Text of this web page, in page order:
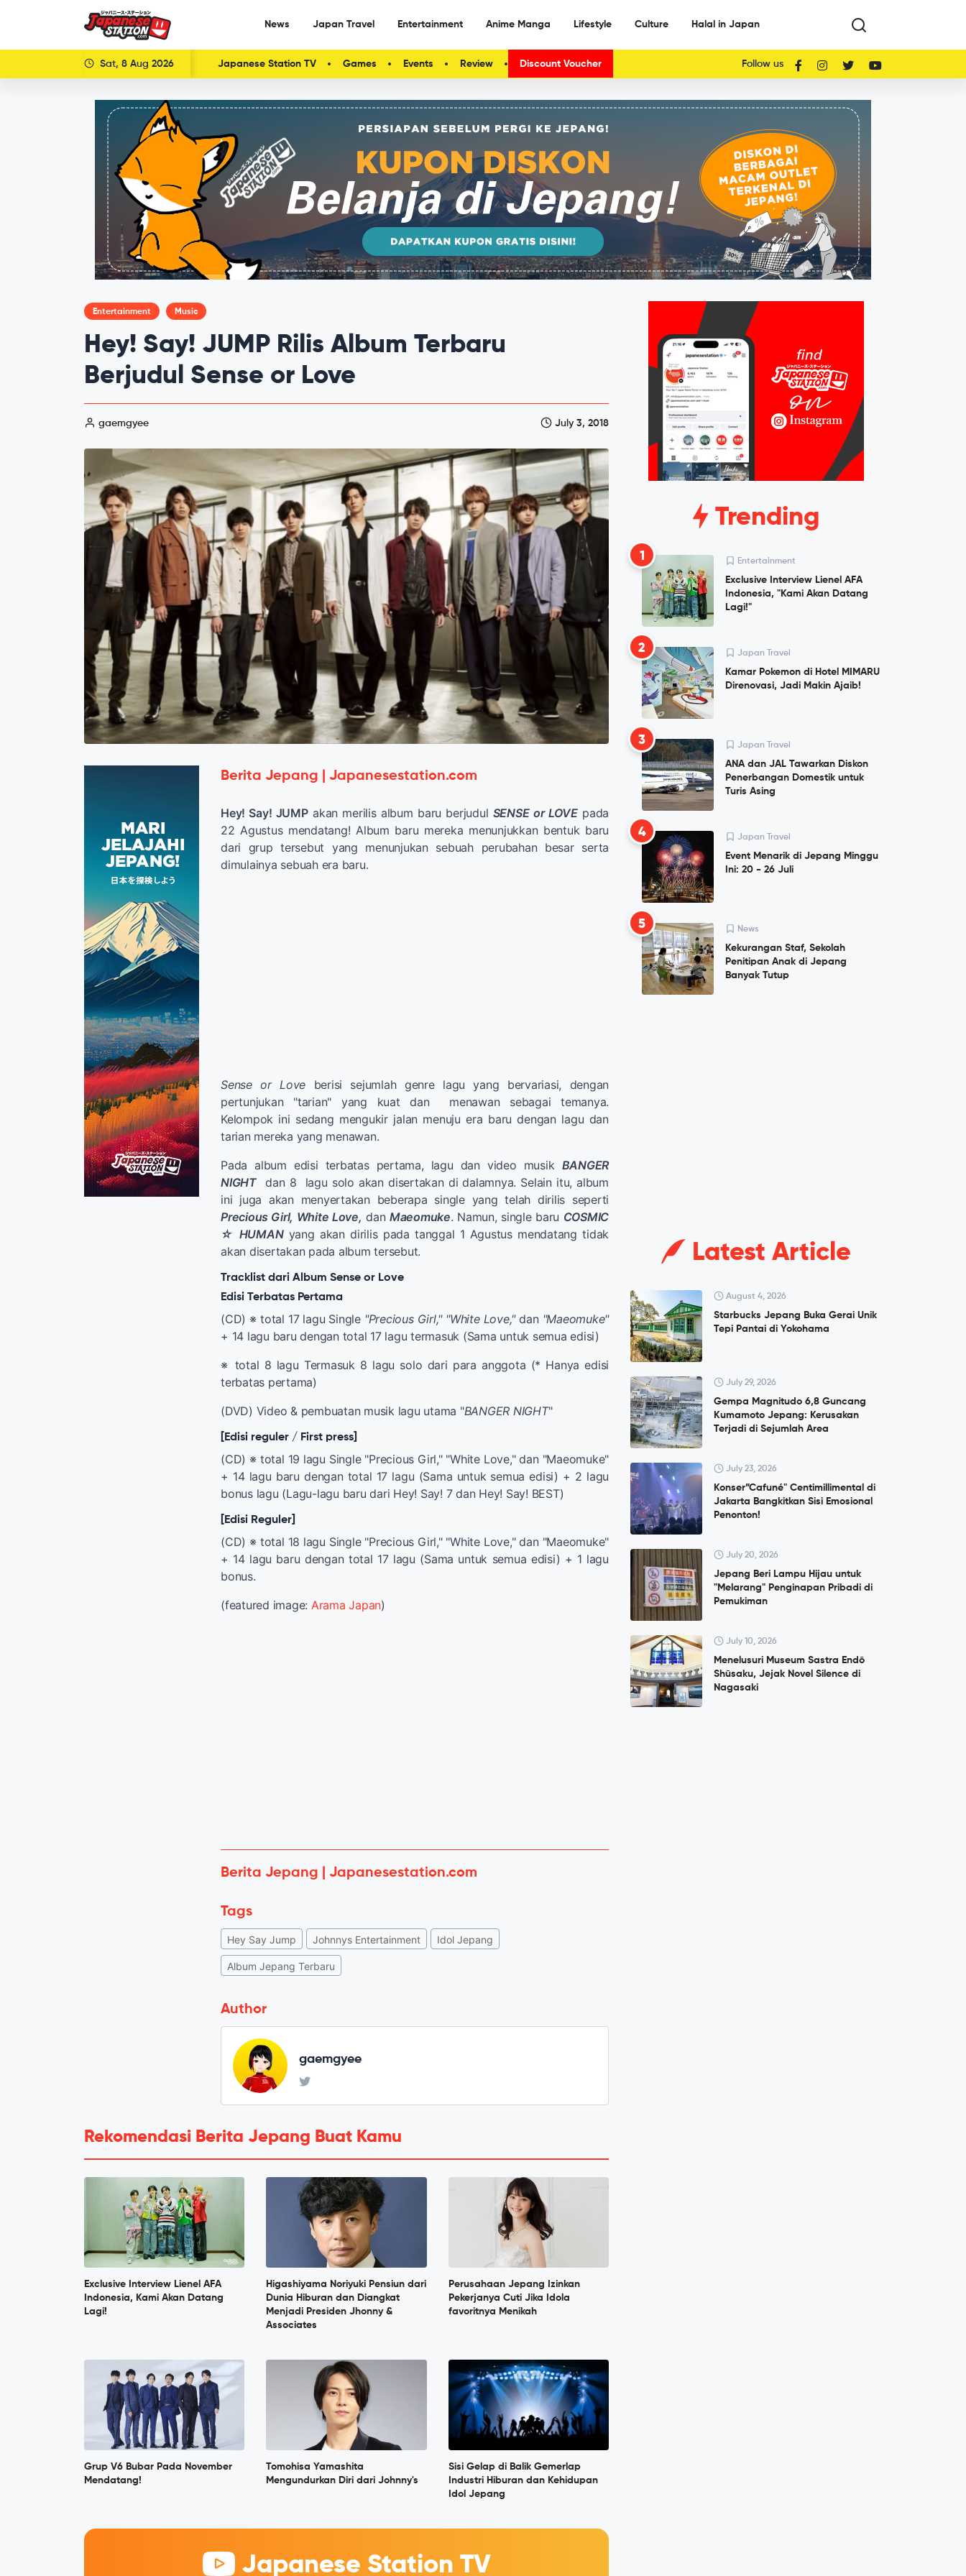
News Japan Travel Entertainment Anime Manga Lifestyle Culture Halal in Japan
Sat, 8 Aug 2026 Japanese Station TV Games Events Review Discount Voucher Follow us
Entertainment Music
Hey! Say! JUMP Rilis Album Terbaru
Berjudul Sense or Love
gaemgyee July 3, 2018
Berita Jepang | Japanesestation.com
Hey! Say! JUMPakan merilis album baru berjudul SENSE or LOVEpada
22 Agustus mendatang! Album baru mereka menunjukkan bentuk baru
dari grup tersebut yang menunjukan sebuah perubahan besar serta
dimulainya sebuah era baru.
Sense or Love berisi sejumlah genre lagu yang bervariasi, dengan
pertunjukan "tarian" yang kuat dan menawan sebagai temanya.
Kelompok ini sedang mengukir jalan menuju era baru dengan lagu dan
tarian mereka yang menawan.
Pada album edisi terbatas pertama, lagu dan video musik BANGER
NIGHTdan 8 lagu solo akan disertakan di dalamnya. Selain itu, album
ini juga akan menyertakan beberapa single yang telah dirilis seperti
Precious Girl, White Love, dan Maeomuke. Namun, single baru COSMIC
☆ HUMANyang akan dirilis pada tanggal 1 Agustus mendatang tidak
akan disertakan pada album tersebut.
Tracklist dari Album Sense or Love
Edisi Terbatas Pertama
(CD) ※ total 17 lagu Single"Precious Girl," "White Love,"dan"Maeomuke"
+ 14 lagu baru dengan total 17 lagu termasuk (Sama untuk semua edisi)
※ total 8 lagu Termasuk 8 lagu solo dari para anggota (* Hanya edisi
terbatas pertama)
(DVD) Video & pembuatan musik lagu utama "BANGER NIGHT"
[Edisi reguler / First press]
(CD) ※ total 19 lagu Single "Precious Girl," "White Love," dan "Maeomuke"
+ 14 lagu baru dengan total 17 lagu (Sama untuk semua edisi) + 2 lagu
bonus lagu (Lagu-lagu baru dari Hey! Say! 7 dan Hey! Say! BEST)
[Edisi Reguler]
(CD) ※ total 18 lagu Single "Precious Girl," "White Love," dan "Maeomuke"
+ 14 lagu baru dengan total 17 lagu (Sama untuk semua edisi) + 1 lagu
bonus.
(featured image: Arama Japan)
Berita Jepang | Japanesestation.com
Tags
Hey Say Jump Johnnys Entertainment Idol Jepang
Album Jepang Terbaru
Author
gaemgyee
Rekomendasi Berita Jepang Buat Kamu
Exclusive Interview Lienel AFA
Indonesia, Kami Akan Datang
Lagi!
Higashiyama Noriyuki Pensiun dari
Dunia Hiburan dan Diangkat
Menjadi Presiden Jhonny &
Associates
Perusahaan Jepang Izinkan
Pekerjanya Cuti Jika Idola
favoritnya Menikah
Grup V6 Bubar Pada November
Mendatang!
Tomohisa Yamashita
Mengundurkan Diri dari Johnny's
Sisi Gelap di Balik Gemerlap
Industri Hiburan dan Kehidupan
Idol Jepang
Japanese Station TV
Trending
1 Entertainment
Exclusive Interview Lienel AFA
Indonesia, "Kami Akan Datang
Lagi!"
2 Japan Travel
Kamar Pokemon di Hotel MIMARU
Direnovasi, Jadi Makin Ajaib!
3 Japan Travel
ANA dan JAL Tawarkan Diskon
Penerbangan Domestik untuk
Turis Asing
4 Japan Travel
Event Menarik di Jepang Minggu
Ini: 20 - 26 Juli
5 News
Kekurangan Staf, Sekolah
Penitipan Anak di Jepang
Banyak Tutup
Latest Article
August 4, 2026
Starbucks Jepang Buka Gerai Unik
Tepi Pantai di Yokohama
July 29, 2026
Gempa Magnitudo 6,8 Guncang
Kumamoto Jepang: Kerusakan
Terjadi di Sejumlah Area
July 23, 2026
Konser”Cafuné" Centimillimental di
Jakarta Bangkitkan Sisi Emosional
Penonton!
July 20, 2026
Jepang Beri Lampu Hijau untuk
"Melarang" Penginapan Pribadi di
Pemukiman
July 10, 2026
Menelusuri Museum Sastra Endō
Shūsaku, Jejak Novel Silence di
Nagasaki